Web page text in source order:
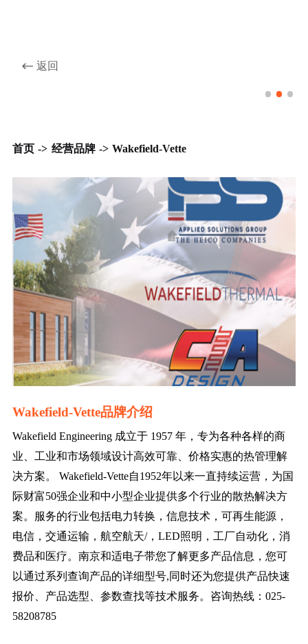
返回
首页 -> 经营品牌 -> Wakefield-Vette
Wakefield-Vette品牌介绍
Wakefield Engineering 成立于 1957 年，专为各种各样的商
业、工业和市场领域设计高效可靠、价格实惠的热管理解
决方案。 Wakefield-Vette自1952年以来一直持续运营，为国
际财富50强企业和中小型企业提供多个行业的散热解决方
案。服务的行业包括电力转换，信息技术，可再生能源，
电信，交通运输，航空航天/，LED照明，工厂自动化，消
费品和医疗。南京和适电子带您了解更多产品信息，您可
以通过系列查询产品的详细型号,同时还为您提供产品快速
报价、产品选型、参数查找等技术服务。咨询热线：025-
58208785